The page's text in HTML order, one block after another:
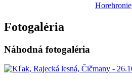
Horehronie
Fotogaléria
Náhodná fotogaléria